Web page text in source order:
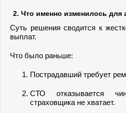
2. Что именно изменилось для
Суть решения сводится к
выплат.
Что было раньше:
Пострадавший требует
СТО отказывается
страховщика не хватает.